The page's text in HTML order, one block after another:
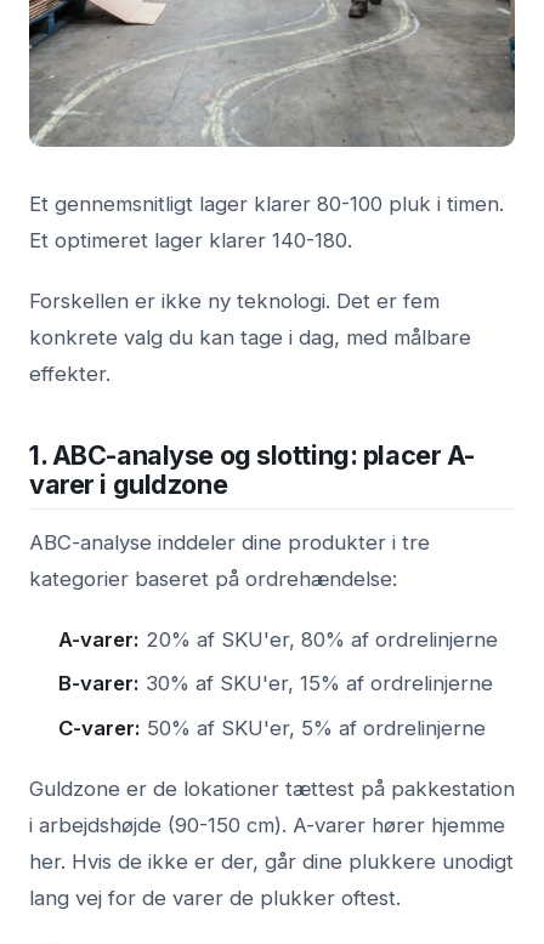
Et gennemsnitligt lager klarer 80-100 pluk i timen.
Et optimeret lager klarer 140-180.
Forskellen er ikke ny teknologi. Det er fem
konkrete valg du kan tage i dag, med målbare
effekter.
1. ABC-analyse og slotting: placer A-
varer i guldzone
ABC-analyse inddeler dine produkter i tre
kategorier baseret på ordrehændelse:
A-varer: 20% af SKU'er, 80% af ordrelinjerne
B-varer: 30% af SKU'er, 15% af ordrelinjerne
C-varer: 50% af SKU'er, 5% af ordrelinjerne
Guldzone er de lokationer tættest på pakkestation
i arbejdshøjde (90-150 cm). A-varer hører hjemme
her. Hvis de ikke er der, går dine plukkere unodigt
lang vej for de varer de plukker oftest.